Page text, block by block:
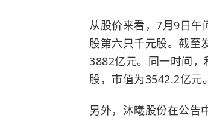
从股价来看，7月9日午
股第六只千元股。截至
3882亿元。同一时间，
股，市值为3542.2亿元。
另外，沐曦股份在公告